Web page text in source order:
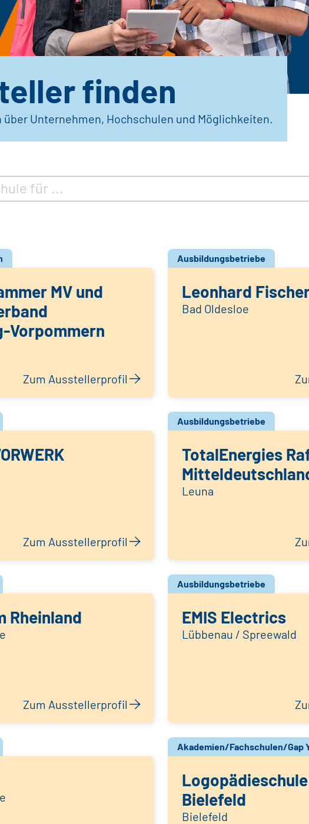
finden
Unternehmen, Hochschulen und Möglichkeiten.
MV und
Vorpommern
Zum Ausstellerprofil
Ausbildungsbetriebe
Leonhard
Bad Oldesloe
Zum Ausstellerprofil
Ausbildungsbetriebe
TotalEnergies
Leuna
Rheinland
Zum Ausstellerprofil
Ausbildungsbetriebe
EMIS Electrics
Lübbenau / Spreewald
Akademien/Fachschulen/Gap
Bielefeld
Bielefeld